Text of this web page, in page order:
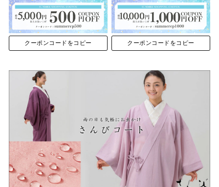
クーポンコードをコピー クーポンコードをコピー